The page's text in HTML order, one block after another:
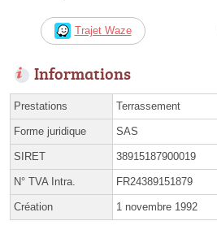
Trajet Waze
Informations
Prestations Terrassement
Forme juridique SAS
SIRET 38915187900019
N° TVA Intra. FR24389151879
Création 1 novembre 1992